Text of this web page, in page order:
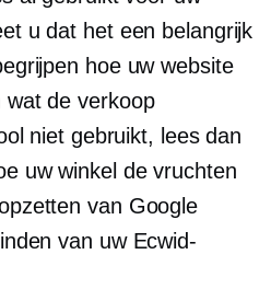
u dat het een belangrijk
hoe uw website
de verkoop
niet gebruikt, lees dan
uw winkel de vruchten
van Google
van uw Ecwid-